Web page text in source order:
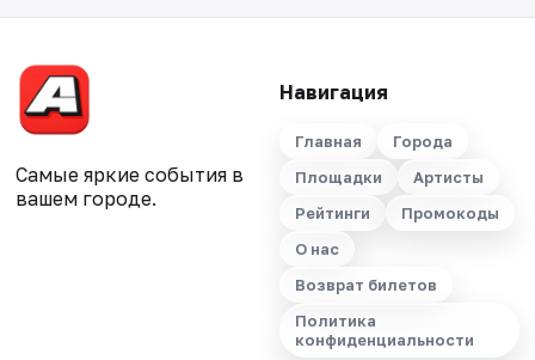
Самые яркие события в
вашем городе.
Навигация
Главная
Города
Площадки
Артисты
Рейтинги
Промокоды
О нас
Возврат билетов
Политика
конфиденциальности